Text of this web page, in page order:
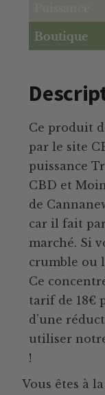
Boutique
Ce produit
par le site
puissance
CBD et
de
car il fait
marché. Si
crumble ou
Ce
tarif de 18€
d’une
utiliser
!
Vous êtes à